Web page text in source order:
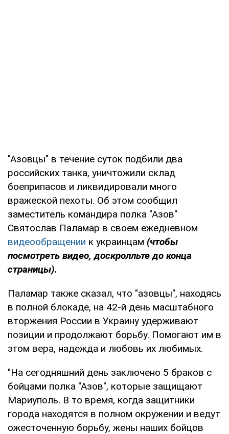
"Азовцы" в течение суток подбили два
российских танка, уничтожили склад
боеприпасов и ликвидировали много
вражеской пехоты. Об этом сообщил
заместитель командира полка "Азов"
Святослав Паламар в своем ежедневном
видеообращении к украинцам (чтобы
посмотреть видео, доскролльте до конца
страницы).
Паламар также сказал, что "азовцы", находясь
в полной блокаде, на 42-й день масштабного
вторжения России в Украину удерживают
позиции и продолжают борьбу. Помогают им в
этом вера, надежда и любовь их любимых.
"На сегодняшний день заключено 5 браков с
бойцами полка "Азов", которые защищают
Мариуполь. В то время, когда защитники
города находятся в полном окружении и ведут
ожесточенную борьбу, жены наших бойцов